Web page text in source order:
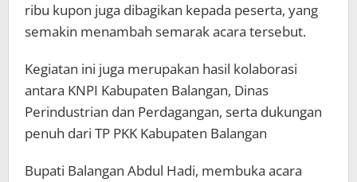
ribu kupon juga dibagikan kepada peserta, yang
semakin menambah semarak acara tersebut.
Kegiatan ini juga merupakan hasil kolaborasi
antara KNPI Kabupaten Balangan, Dinas
Perindustrian dan Perdagangan, serta dukungan
penuh dari TP PKK Kabupaten Balangan
Bupati Balangan Abdul Hadi, membuka acara